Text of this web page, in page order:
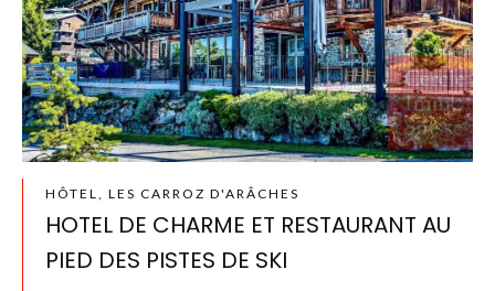
HÔTEL, LES CARROZ D'ARÂCHES
HOTEL DE CHARME ET RESTAURANT AU
PIED DES PISTES DE SKI